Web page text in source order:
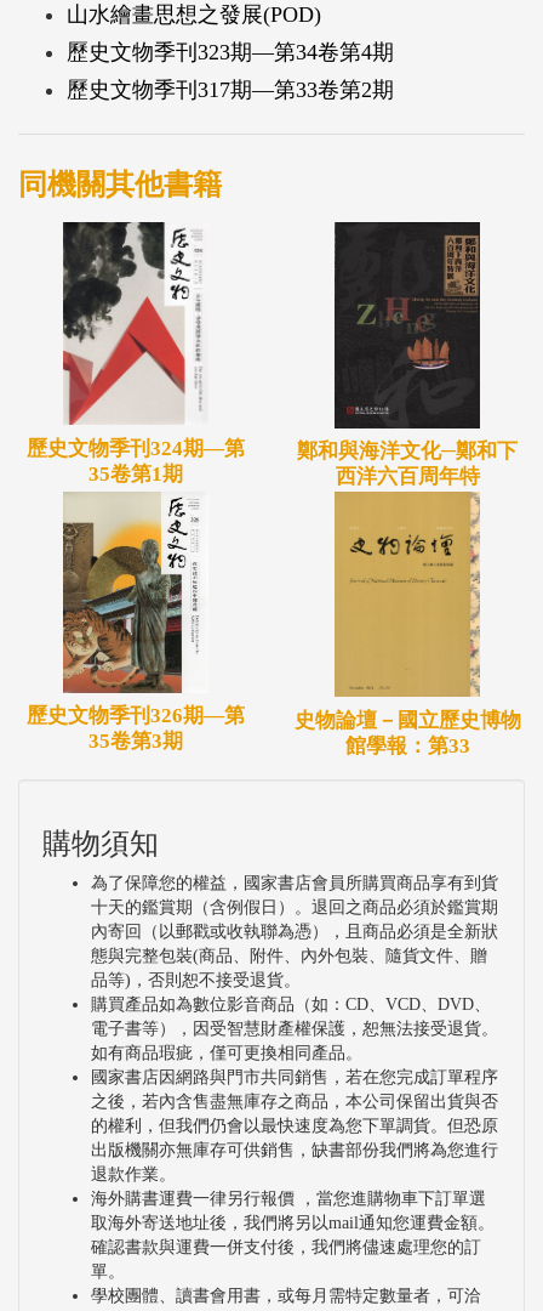
山水繪畫思想之發展(POD)
歷史文物季刊323期—第34卷第4期
歷史文物季刊317期—第33卷第2期
同機關其他書籍
歷史文物季刊324期—第
35卷第1期
鄭和與海洋文化─鄭和下
西洋六百周年特
歷史文物季刊326期—第
35卷第3期
史物論壇－國立歷史博物
館學報：第33
購物須知
為了保障您的權益，國家書店會員所購買商品享有到貨
十天的鑑賞期（含例假日）。退回之商品必須於鑑賞期
內寄回（以郵戳或收執聯為憑），且商品必須是全新狀
態與完整包裝(商品、附件、內外包裝、隨貨文件、贈
品等)，否則恕不接受退貨。
購買產品如為數位影音商品（如：CD、VCD、DVD、
電子書等），因受智慧財產權保護，恕無法接受退貨。
如有商品瑕疵，僅可更換相同產品。
國家書店因網路與門市共同銷售，若在您完成訂單程序
之後，若內含售盡無庫存之商品，本公司保留出貨與否
的權利，但我們仍會以最快速度為您下單調貨。但恐原
出版機關亦無庫存可供銷售，缺書部份我們將為您進行
退款作業。
海外購書運費一律另行報價 ，當您進購物車下訂單選
取海外寄送地址後，我們將另以mail通知您運費金額。
確認書款與運費一併支付後，我們將儘速處理您的訂
單。
學校團體、讀書會用書，或每月需特定數量者，可洽